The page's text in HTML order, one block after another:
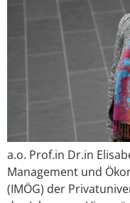
a.o. Prof.in Dr.in
Management und
(IMÖG) der